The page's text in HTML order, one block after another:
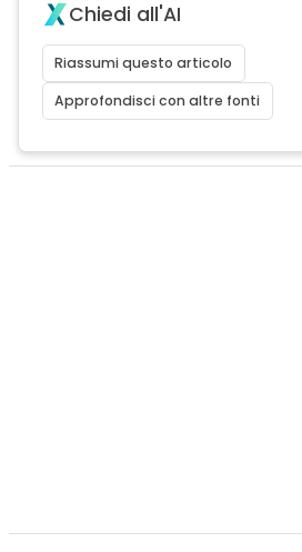
Chiedi all'AI
Riassumi questo articolo
Approfondisci con altre fonti